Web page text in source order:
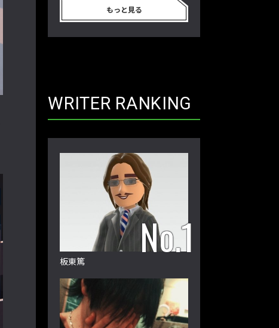
もっと見る
WRITER RANKING
板東篤